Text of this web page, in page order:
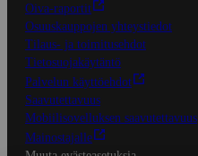
Oiva-raportit
Osuuskauppojen yhteystiedot
Tilaus- ja toimitusehdot
Tietosuojakäytäntö
Palvelun käyttöehdot
Saavutettavuus
Mobiilisovelluksen saavutettavuus
Mainostajalle